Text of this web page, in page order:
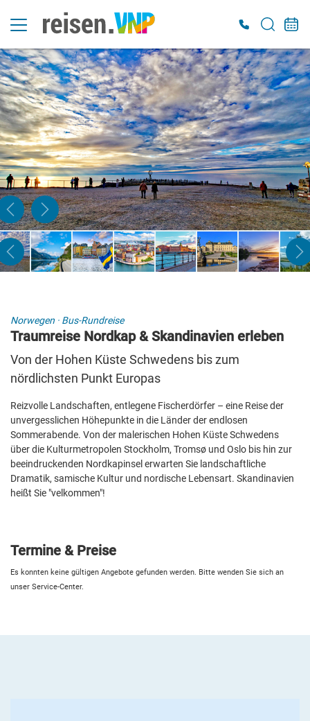
Es konnten keine gültigen Angebote gefunden werden. Bitte wenden Sie sich an
unser Service-Center.
Norwegen · Bus-Rundreise
Traumreise Nordkap & Skandinavien erleben
Von der Hohen Küste Schwedens bis zum
nördlichsten Punkt Europas
Reizvolle Landschaften, entlegene Fischerdörfer – eine Reise der
unvergesslichen Höhepunkte in die Länder der endlosen
Sommerabende. Von der malerischen Hohen Küste Schwedens
über die Kulturmetropolen Stockholm, Tromsø und Oslo bis hin zur
beeindruckenden Nordkapinsel erwarten Sie landschaftliche
Dramatik, samische Kultur und nordische Lebensart. Skandinavien
heißt Sie "velkommen"!
Termine & Preise
Es konnten keine gültigen Angebote gefunden werden. Bitte wenden Sie sich an
unser Service-Center.